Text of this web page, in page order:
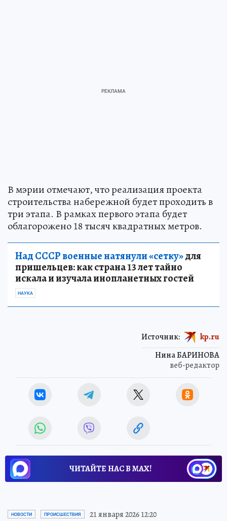
В мэрии отмечают, что реализация проекта
строительства набережной будет проходить в
три этапа. В рамках первого этапа будет
облагорожено 18 тысяч квадратных метров.
Над СССР военные натянули «сетку»для
пришельцев: как страна 13 лет тайно
искала и изучала инопланетных гостей
НАУКА
Нина БАРИНОВА
веб-редактор
Источник: kp.ru
ЧИТАЙТЕ НАС В МАХ!
НОВОСТИ ПРОИСШЕСТВИЯ 21 января 2026 12:20